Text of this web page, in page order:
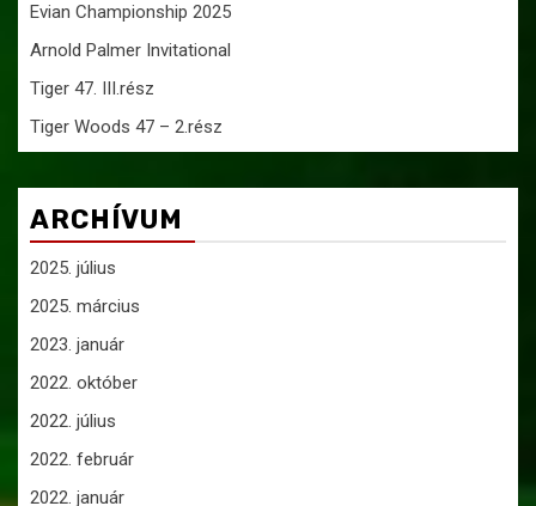
Evian Championship 2025
Arnold Palmer Invitational
Tiger 47. III.rész
Tiger Woods 47 – 2.rész
ARCHÍVUM
2025. július
2025. március
2023. január
2022. október
2022. július
2022. február
2022. január